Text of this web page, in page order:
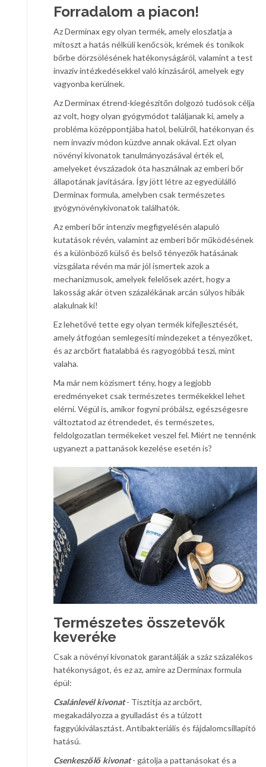
Forradalom a piacon!
Az Derminax egy olyan termék, amely eloszlatja a
mítoszt a hatás nélküli kenőcsök, krémek és tonikok
bőrbe dörzsölésének hatékonyságáról, valamint a test
invazív intézkedésekkel való kínzásáról, amelyek egy
vagyonba kerülnek.
Az Derminax étrend-kiegészítőn dolgozó tudósok célja
az volt, hogy olyan gyógymódot találjanak ki, amely a
probléma középpontjába hatol, belülről, hatékonyan és
nem invazív módon küzdve annak okával. Ezt olyan
növényi kivonatok tanulmányozásával érték el,
amelyeket évszázadok óta használnak az emberi bőr
állapotának javítására. Így jött létre az egyedülálló
Derminax formula, amelyben csak természetes
gyógynövénykivonatok találhatók.
Az emberi bőr intenzív megfigyelésén alapuló
kutatások révén, valamint az emberi bőr működésének
és a különböző külső és belső tényezők hatásának
vizsgálata révén ma már jól ismertek azok a
mechanizmusok, amelyek felelősek azért, hogy a
lakosság akár ötven százalékának arcán súlyos hibák
alakulnak ki!
Ez lehetővé tette egy olyan termék kifejlesztését,
amely átfogóan semlegesíti mindezeket a tényezőket,
és az arcbőrt fiatalabbá és ragyogóbbá teszi, mint
valaha.
Ma már nem közismert tény, hogy a legjobb
eredményeket csak természetes termékekkel lehet
elérni. Végül is, amikor fogyni próbálsz, egészségesre
változtatod az étrendedet, és természetes,
feldolgozatlan termékeket veszel fel. Miért ne tennénk
ugyanezt a pattanások kezelése esetén is?
Természetes összetevők
keveréke
Csak a növényi kivonatok garantálják a száz százalékos
hatékonyságot, és ez az, amire az Derminax formula
épül:
Csalánlevél kivonat- Tisztítja az arcbőrt,
megakadályozza a gyulladást és a túlzott
faggyúkiválasztást. Antibakteriális és fájdalomcsillapító
hatású.
Csenkeszőlő kivonat- gátolja a pattanásokat és a